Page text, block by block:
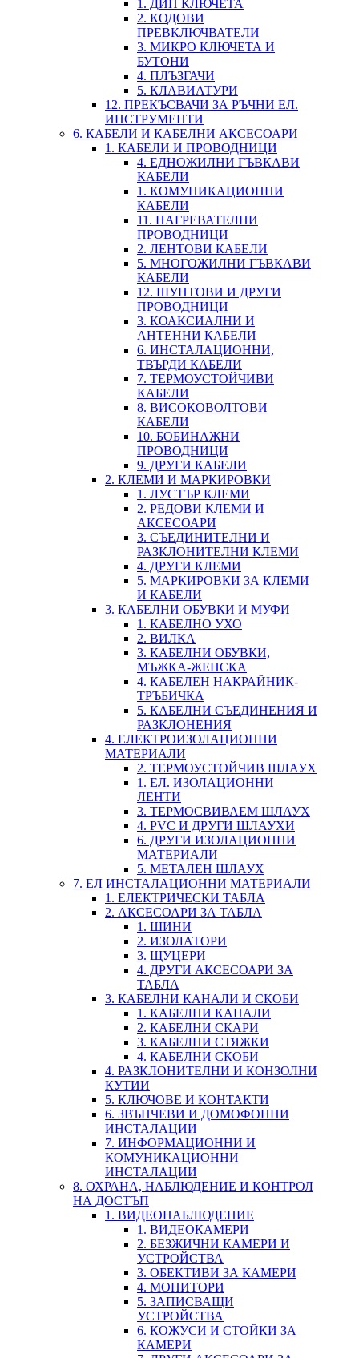
1. ДИП КЛЮЧЕТА
2. КОДОВИ
ПРЕВКЛЮЧВАТЕЛИ
3. МИКРО КЛЮЧЕТА И
БУТОНИ
4. ПЛЪЗГАЧИ
5. КЛАВИАТУРИ
12. ПРЕКЪСВАЧИ ЗА РЪЧНИ ЕЛ.
ИНСТРУМЕНТИ
6. КАБЕЛИ И КАБЕЛНИ АКСЕСОАРИ
1. КАБЕЛИ И ПРОВОДНИЦИ
4. ЕДНОЖИЛНИ ГЪВКАВИ
КАБЕЛИ
1. КОМУНИКАЦИОННИ
КАБЕЛИ
11. НАГРЕВАТЕЛНИ
ПРОВОДНИЦИ
2. ЛЕНТОВИ КАБЕЛИ
5. МНОГОЖИЛНИ ГЪВКАВИ
КАБЕЛИ
12. ШУНТОВИ И ДРУГИ
ПРОВОДНИЦИ
3. КОАКСИАЛНИ И
АНТЕННИ КАБЕЛИ
6. ИНСТАЛАЦИОННИ,
ТВЪРДИ КАБЕЛИ
7. ТЕРМОУСТОЙЧИВИ
КАБЕЛИ
8. ВИСОКОВОЛТОВИ
КАБЕЛИ
10. БОБИНАЖНИ
ПРОВОДНИЦИ
9. ДРУГИ КАБЕЛИ
2. КЛЕМИ И МАРКИРОВКИ
1. ЛУСТЪР КЛЕМИ
2. РЕДОВИ КЛЕМИ И
АКСЕСОАРИ
3. СЪЕДИНИТЕЛНИ И
РАЗКЛОНИТЕЛНИ КЛЕМИ
4. ДРУГИ КЛЕМИ
5. МАРКИРОВКИ ЗА КЛЕМИ
И КАБЕЛИ
3. КАБЕЛНИ ОБУВКИ И МУФИ
1. КАБЕЛНО УХО
2. ВИЛКА
3. КАБЕЛНИ ОБУВКИ,
МЪЖКА-ЖЕНСКА
4. КАБЕЛЕН НАКРАЙНИК-
ТРЪБИЧКА
5. КАБЕЛНИ СЪЕДИНЕНИЯ И
РАЗКЛОНЕНИЯ
4. ЕЛЕКТРОИЗОЛАЦИОННИ
МАТЕРИАЛИ
2. ТЕРМОУСТОЙЧИВ ШЛАУХ
1. ЕЛ. ИЗОЛАЦИОННИ
ЛЕНТИ
3. ТЕРМОСВИВАЕМ ШЛАУХ
4. PVC И ДРУГИ ШЛАУХИ
6. ДРУГИ ИЗОЛАЦИОННИ
МАТЕРИАЛИ
5. МЕТАЛЕН ШЛАУХ
7. ЕЛ ИНСТАЛАЦИОННИ МАТЕРИАЛИ
1. ЕЛЕКТРИЧЕСКИ ТАБЛА
2. АКСЕСОАРИ ЗА ТАБЛА
1. ШИНИ
2. ИЗОЛАТОРИ
3. ЩУЦЕРИ
4. ДРУГИ АКСЕСОАРИ ЗА
ТАБЛА
3. КАБЕЛНИ КАНАЛИ И СКОБИ
1. КАБЕЛНИ КАНАЛИ
2. КАБЕЛНИ СКАРИ
3. КАБЕЛНИ СТЯЖКИ
4. КАБЕЛНИ СКОБИ
4. РАЗКЛОНИТЕЛНИ И КОНЗОЛНИ
КУТИИ
5. КЛЮЧОВЕ И КОНТАКТИ
6. ЗВЪНЧЕВИ И ДОМОФОННИ
ИНСТАЛАЦИИ
7. ИНФОРМАЦИОННИ И
КОМУНИКАЦИОННИ
ИНСТАЛАЦИИ
8. ОХРАНА, НАБЛЮДЕНИЕ И КОНТРОЛ
НА ДОСТЪП
1. ВИДЕОНАБЛЮДЕНИЕ
1. ВИДЕОКАМЕРИ
2. БЕЗЖИЧНИ КАМЕРИ И
УСТРОЙСТВА
3. ОБЕКТИВИ ЗА КАМЕРИ
4. МОНИТОРИ
5. ЗАПИСВАЩИ
УСТРОЙСТВА
6. КОЖУСИ И СТОЙКИ ЗА
КАМЕРИ